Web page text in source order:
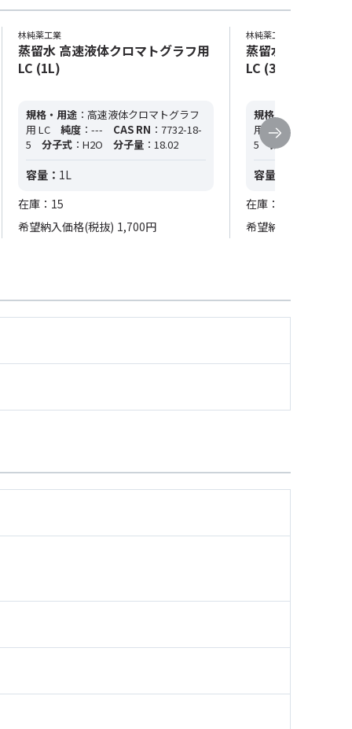
林純薬工業
蒸留水 高速液体クロマトグラフ用
LC (1L)
規格・用途 ：高速液体クロマトグラフ
用 LC
純度 ：--- CAS RN ：7732-18-
5
分子式 ：H2O 分子量 ：18.02
容量： 1L
在庫：15
希望納入価格(税抜) 1,700円
林純薬工業
蒸留水 高速液体
LC (3L)
規格・用途
用 LC
純度
5
分子式
容量：
在庫：27
希望納入価格(税抜)